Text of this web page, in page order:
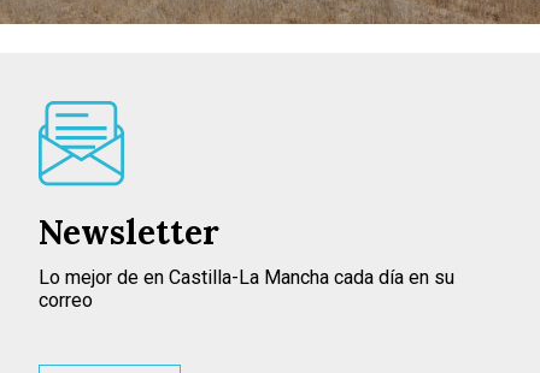
Newsletter
Lo mejor de en Castilla-La Mancha cada día en su
correo